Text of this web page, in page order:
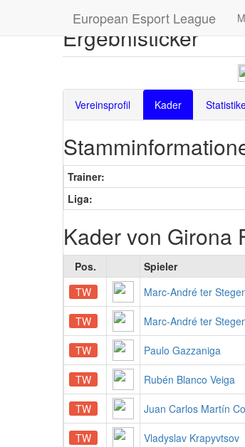
European Esport League
Ergebnisticker
Vereinsprofil Kader
Trainer:
Liga:
Kader von Girona
Pos. Spieler
TW
Marc-André ter
TW Marc-André ter
TW Paulo Gazzaniga
TW Rubén Blanco Veiga
TW Juan Carlos Martín
TW Vladyslav Krapyvtsov